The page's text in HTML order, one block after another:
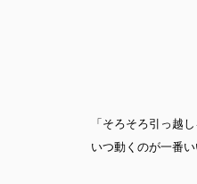
「そろそろ引っ越
いつ動くのが一番い